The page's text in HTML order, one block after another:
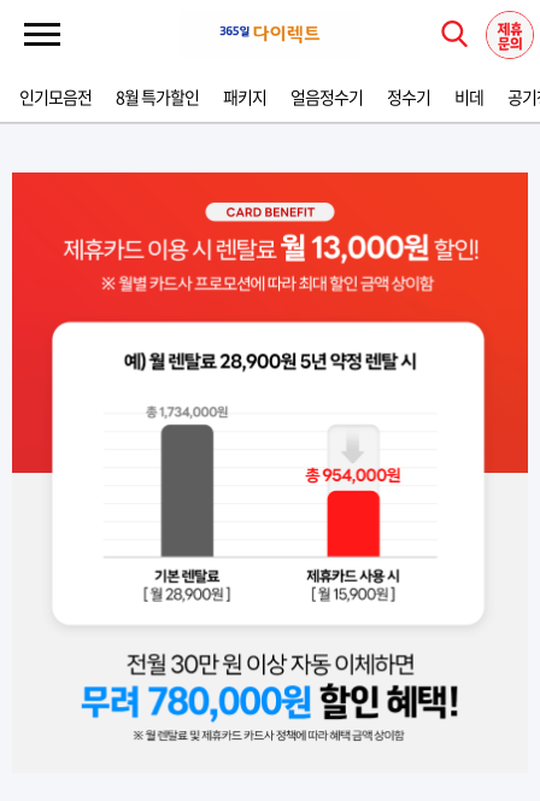
인기모음전 8월 특가할인 패키지 얼음정수기 정수기 비데 공